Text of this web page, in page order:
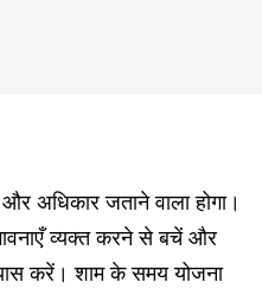
अधिकार जताने वाला होगा।
व्यक्त करने से बचें और
करें। शाम के समय योजना